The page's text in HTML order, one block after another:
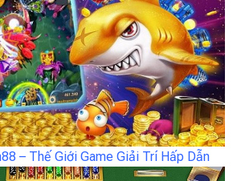
– Thế Giới Game Giải Trí Hấp Dẫn